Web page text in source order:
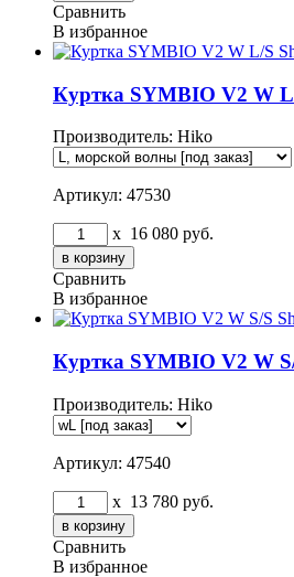
Сравнить
В избранное
Куртка SYMBIO V2 W
Производитель: Hiko
Артикул: 47530
x 16 080 руб.
Сравнить
В избранное
Куртка SYMBIO V2 W
Производитель: Hiko
Артикул: 47540
x 13 780 руб.
Сравнить
В избранное